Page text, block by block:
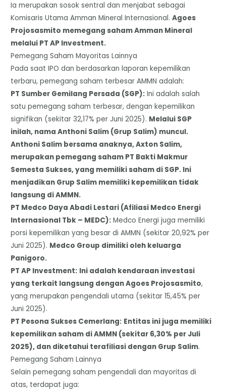
Ia merupakan sosok sentral dan menjabat sebagai
Komisaris Utama Amman Mineral Internasional.Agoes
Projosasmito memegang saham Amman Mineral
melalui PT AP Investment.
​Pemegang Saham Mayoritas Lainnya
​Pada saat IPO dan berdasarkan laporan kepemilikan
terbaru, pemegang saham terbesar AMMN adalah:
​PT Sumber Gemilang Persada (SGP): Ini adalah salah
satu pemegang saham terbesar, dengan kepemilikan
signifikan (sekitar 32,17% per Juni 2025). Melalui SGP
inilah, nama Anthoni Salim (Grup Salim) muncul.
Anthoni Salim bersama anaknya, Axton Salim,
merupakan pemegang saham PT Bakti Makmur
Semesta Sukses, yang memiliki saham di SGP. Ini
menjadikan Grup Salim memiliki kepemilikan tidak
langsung di AMMN.
PT Medco Daya Abadi Lestari (Afiliasi Medco Energi
Internasional Tbk – MEDC): Medco Energi juga memiliki
porsi kepemilikan yang besar di AMMN (sekitar 20,92% per
Juni 2025). Medco Group dimiliki oleh keluarga
Panigoro.
​PT AP Investment: Ini adalah kendaraan investasi
yang terkait langsung dengan Agoes Projosasmito,
yang merupakan pengendali utama (sekitar 15,45% per
Juni 2025).
​PT Pesona Sukses Cemerlang: Entitas ini juga memiliki
kepemilikan saham di AMMN (sekitar 6,30% per Juli
2025), dan diketahui terafiliasi dengan Grup Salim.
​Pemegang Saham Lainnya
​Selain pemegang saham pengendali dan mayoritas di
atas, terdapat juga: